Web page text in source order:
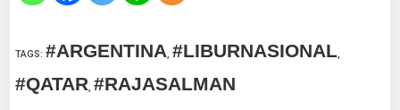
TAGS:#ARGENTINA, #LIBURNASIONAL,
#QATAR, #RAJASALMAN